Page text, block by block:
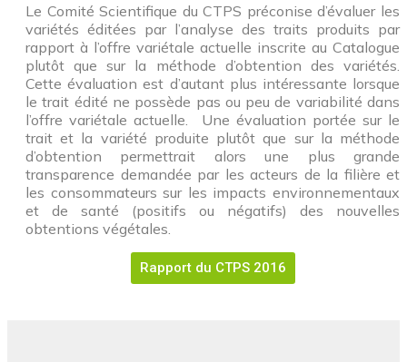
Le Comité Scientifique du CTPS préconise d’évaluer les
variétés éditées par l’analyse des traits produits par
rapport à l’offre variétale actuelle inscrite au Catalogue
plutôt que sur la méthode d’obtention des variétés.
Cette évaluation est d’autant plus intéressante lorsque
le trait édité ne possède pas ou peu de variabilité dans
l’offre variétale actuelle. Une évaluation portée sur le
trait et la variété produite plutôt que sur la méthode
d’obtention permettrait alors une plus grande
transparence demandée par les acteurs de la filière et
les consommateurs sur les impacts environnementaux
et de santé (positifs ou négatifs) des nouvelles
obtentions végétales.
Rapport du CTPS 2016